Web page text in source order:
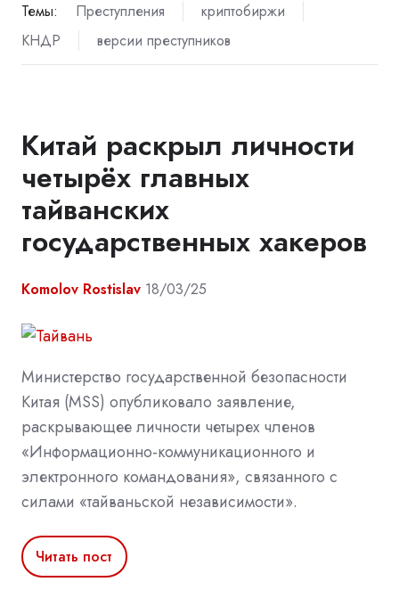
Темы: Преступления
криптобиржи
КНДР
версии преступников
Китай раскрыл личности
четырёх главных
тайванских
государственных хакеров
Komolov Rostislav 18/03/25
Министерство государственной безопасности
Китая (MSS) опубликовало заявление,
раскрывающее личности четырех членов
«Информационно-коммуникационного и
электронного командования», связанного с
силами «тайваньской независимости».
Читать пост